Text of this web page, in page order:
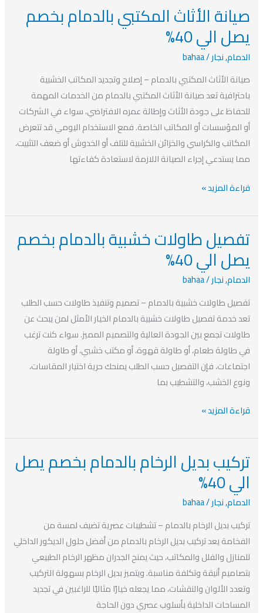
صيانة الأثاث المكتبي بالدمام بخصم
يصل الي 40%
الدمام,نجار/
bahaa
صيانة الأثاث المكتبي بالدمام – إصلاح وتجديد المكاتب الخشبية
باحترافية تعد صيانة الأثاث المكتبي بالدمام من الخدمات المهمة
للحفاظ على جودة الأثاث وإطالة عمره الافتراضي، سواء في الشركات
أو المؤسسات أو المكاتب الخاصة. فمع الاستخدام اليومي قد تتعرض
المكاتب والكراسي والخزائن الخشبية للتلف أو الخدوش أو ضعف التثبيت،
مما يستدعي إجراء الصيانة اللازمة لاستعادة كفاءتها
صيانة
الأثاث
المكتبي
بالدمام
بخصم
يصل
الي
40%
قراءة المزيد »
تفصيل طاولات خشبية بالدمام بخصم
يصل الي 40%
الدمام,نجار/
bahaa
تفصيل طاولات خشبية بالدمام – تصميم وتنفيذ طاولات حسب الطلب
تعد خدمة تفصيل طاولات خشبية بالدمام الخيار الأمثل لمن يبحث عن
طاولات تجمع بين الجودة العالية والتصميم المميز. سواء كنت ترغب
في طاولة طعام، أو طاولة قهوة، أو مكتب خشبي، أو طاولة
اجتماعات، فإن التفصيل حسب الطلب يمنحك حرية اختيار المقاسات،
ونوع الخشب، والتشطيب بما
تفصيل
طاولات
خشبية
بالدمام
بخصم
يصل
الي
40%
قراءة المزيد »
تركيب بديل الرخام بالدمام بخصم يصل
الي 40%
الدمام,نجار/
bahaa
تركيب بديل الرخام بالدمام – تشطيبات عصرية تضيف لمسة من
الفخامة يعد تركيب بديل الرخام بالدمام من أفضل حلول الديكور الداخلي
للمنازل والفلل والمكاتب، حيث يمنح الجدران مظهر الرخام الطبيعي
بتصاميم أنيقة وتكلفة مناسبة. ويتميز بديل الرخام بسهولة التركيب
وتعدد الألوان والنقشات، مما يجعله خيارًا مثاليًا للراغبين في تجديد
المساحات الداخلية بأسلوب عصري دون الحاجة
تركيب
بديل
الرخام
بالدمام
بخصم
يصل
الي
40%